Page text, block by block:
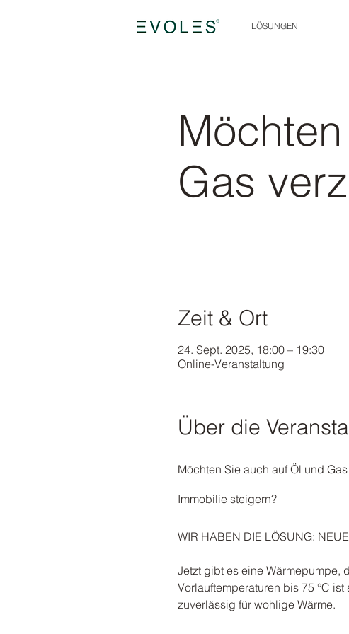
LÖSUNGEN
Gas
Zeit & Ort
24. Sept. 2025, 18:00 – 19:30
Online-Veranstaltung
Über die
Möchten Sie auch auf Öl und
Immobilie steigern?
WIR HABEN DIE LÖSUNG:
Jetzt gibt es eine Wärmepumpe,
Vorlauftemperaturen bis 75 °C
zuverlässig für wohlige Wärme.